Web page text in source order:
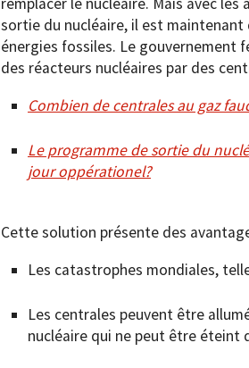
sortie du nucléaire, il est maintenant
énergies fossiles. Le gouvernement
des réacteurs nucléaires par des
Combien de centrales au gaz
Le programme de sortie du
jour oppérationel?
Cette solution présente des
Les catastrophes mondiales,
Les centrales peuvent être
nucléaire qui ne peut être éteint